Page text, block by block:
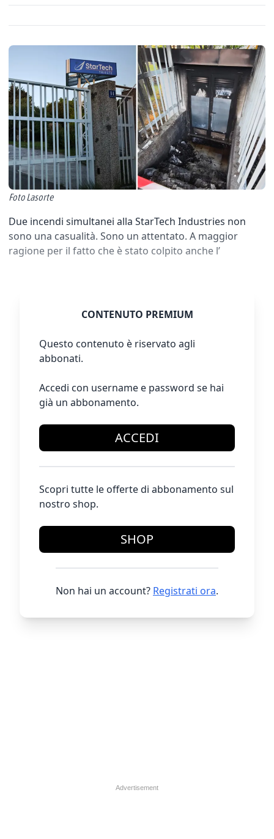
Foto Lasorte
Due incendi simultanei alla StarTech Industries non
sono una casualità. Sono un attentato. A maggior
ragione per il fatto che è stato colpito anche l’
CONTENUTO PREMIUM
Questo contenuto è riservato agli
abbonati.
Accedi con username e password se hai
già un abbonamento.
ACCEDI
Scopri tutte le offerte di abbonamento sul
nostro shop.
SHOP
Non hai un account? Registrati ora.